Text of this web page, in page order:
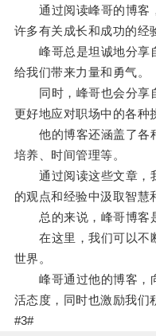
通过阅读峰哥的博客，
许多有关成长和成功的经
峰哥总是坦诚地分享
给我们带来力量和勇气。
同时，峰哥也会分享
更好地应对职场中的各种
他的博客还涵盖了各
培养、时间管理等。
通过阅读这些文章，
的观点和经验中汲取智慧
总的来说，峰哥博客是
在这里，我们可以不
世界。
峰哥通过他的博客，
活态度，同时也激励我们
#3#